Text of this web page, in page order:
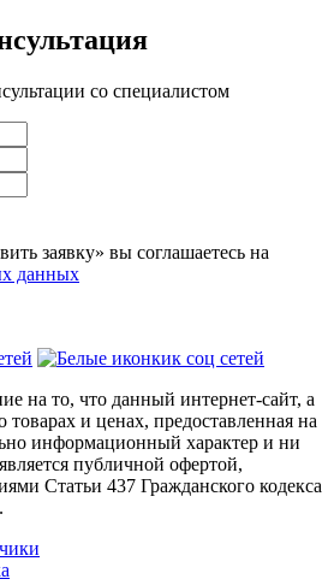
со специалистом
заявку» вы соглашаетесь на
данных
на то, что данный интернет-сайт, а
и ценах, предоставленная на
информационный характер и ни
публичной офертой,
Статьи 437 Гражданского кодекса